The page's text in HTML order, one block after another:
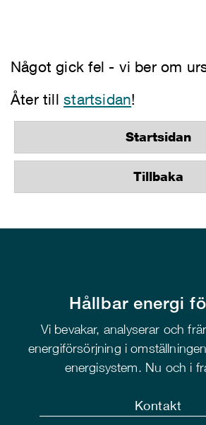
Något gick fel - vi ber om
Åter tillstartsidan!
Startsidan
Tillbaka
Hållbar energi
Vi bevakar, analyserar och
energiförsörjning i
energisystem. Nu och i
Kontakt